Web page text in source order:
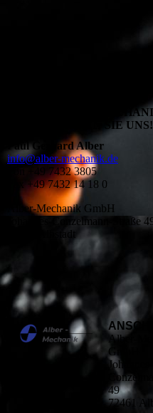
WIR FERTIGEN
KONTAKTIEREN SIE UNS!
Paul Gerhard Alber
info@alber-mechanik.de
Fon +49 7432 3805
Fax +49 7432 14 18 0
Alber-Mechanik GmbH
Johannes-Conzelmann-Straße
72461 Albstadt
Alber-
GmbH
Johannes-
49
72461